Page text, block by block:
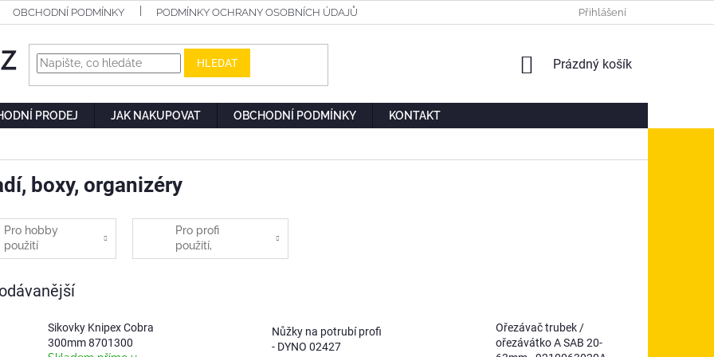
OBCHODNÍ PODMÍNKY PODMÍNKY OCHRANY OSOBNÍCH ÚDAJŮ Přihlášení
HLEDAT
NÁKUPNÍ
Prázdný košík
PRODEJ JAK NAKUPOVAT OBCHODNÍ PODMÍNKY KONTAKT
boxy, organizéry
Pro hobby
použití
Pro profi
použití,
řemeslníky
Sikovky Knipex Cobra
300mm 8701300
Nůžky na potrubí profi
- DYNO 02427
Ořezávač trubek /
ořezávátko A SAB 20-